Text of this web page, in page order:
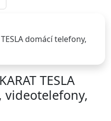
domácí telefony,
TESLA
videotelefony,